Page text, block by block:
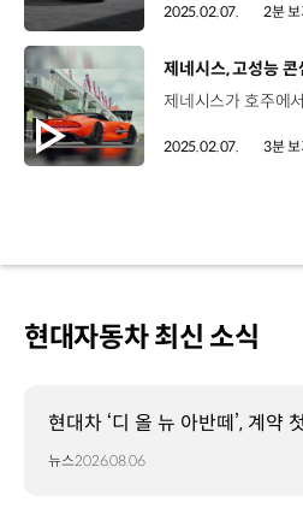
2025.02.07. 2분 보
[동영상]
2025.02.07. 3분 보
현대자동차 최신 소식
현대차 ‘디 올 뉴 아반떼’, 계약
뉴스2026.08.06